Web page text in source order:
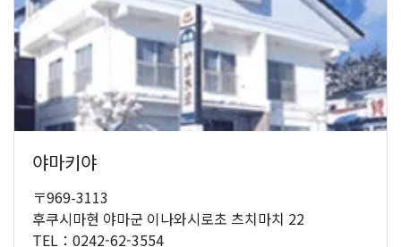
야마키야
〒969-3113
후쿠시마현 야마군 이나와시로초 츠치마치 22
TEL：0242-62-3554